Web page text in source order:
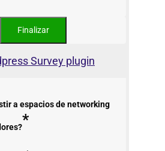
Survey plugin
a espacios de networking
*